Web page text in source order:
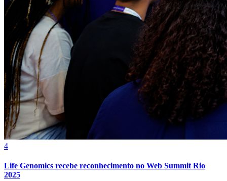
4
Life Genomics recebe reconhecimento no Web Summit Rio
2025